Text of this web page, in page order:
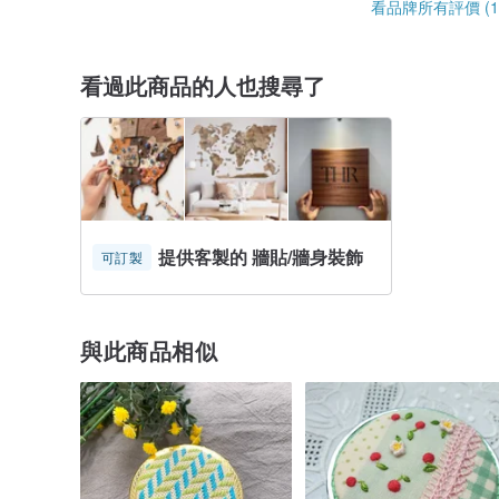
看品牌所有評價
看過此商品的人也搜尋了
可訂製 提供客製的 牆貼/牆身裝飾
與此商品相似